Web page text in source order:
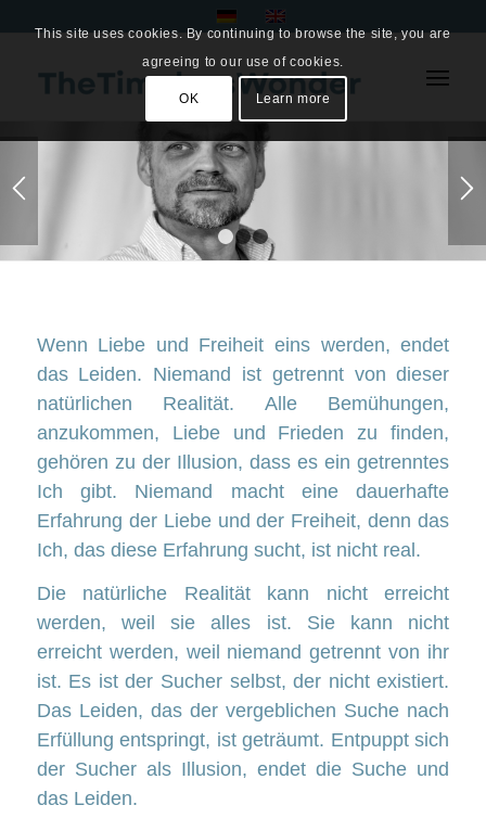
Wenn Liebe und Freiheit eins werden, endet
das Leiden. Niemand ist getrennt von dieser
natürlichen Realität. Alle Bemühungen,
anzukommen, Liebe und Frieden zu finden,
gehören zu der Illusion, dass es ein getrenntes
Ich gibt. Niemand macht eine dauerhafte
Erfahrung der Liebe und der Freiheit, denn das
Ich, das diese Erfahrung sucht, ist nicht real.
Die natürliche Realität kann nicht erreicht
werden, weil sie alles ist. Sie kann nicht
erreicht werden, weil niemand getrennt von ihr
ist. Es ist der Sucher selbst, der nicht existiert.
Das Leiden, das der vergeblichen Suche nach
Erfüllung entspringt, ist geträumt. Entpuppt sich
der Sucher als Illusion, endet die Suche und
das Leiden.
This site uses cookies. By continuing to browse the site, you are
agreeing to our use of cookies.
OK Learn more